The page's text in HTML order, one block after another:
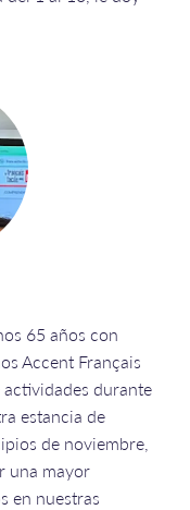
65 años con
Accent Français
durante
estancia de
de noviembre,
una mayor
en nuestras